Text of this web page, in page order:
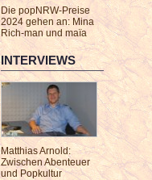
Die popNRW-Preise
2024 gehen an: Mina
Rich-man und maïa
INTERVIEWS
Matthias Arnold:
Zwischen Abenteuer
und Popkultur